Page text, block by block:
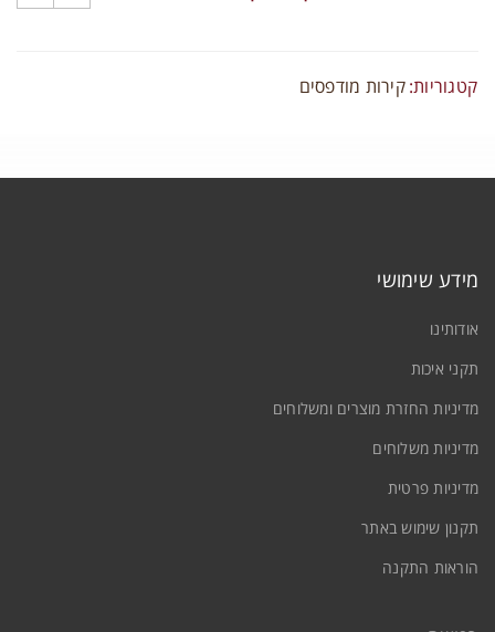
סיסמה
קטגוריות:קירות מודפסים
מידע שימושי
אודותינו
תקני איכות
מדיניות החזרת מוצרים ומשלוחים
מדיניות משלוחים
מדיניות פרטית
תקנון שימוש באתר
הוראות התקנה